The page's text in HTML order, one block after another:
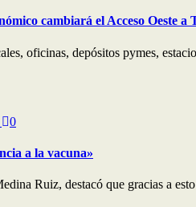
cambiará el Acceso Oeste a
oficinas, depósitos pymes,
0
a la vacuna»
Ruiz, destacó que gracias a